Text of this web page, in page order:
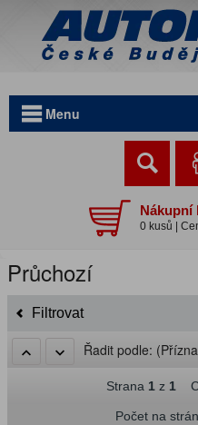
Menu
Nákupní
0 kusů |
Průchozí
Filtrovat
Řadit podle:
Strana 1z 1
Počet na